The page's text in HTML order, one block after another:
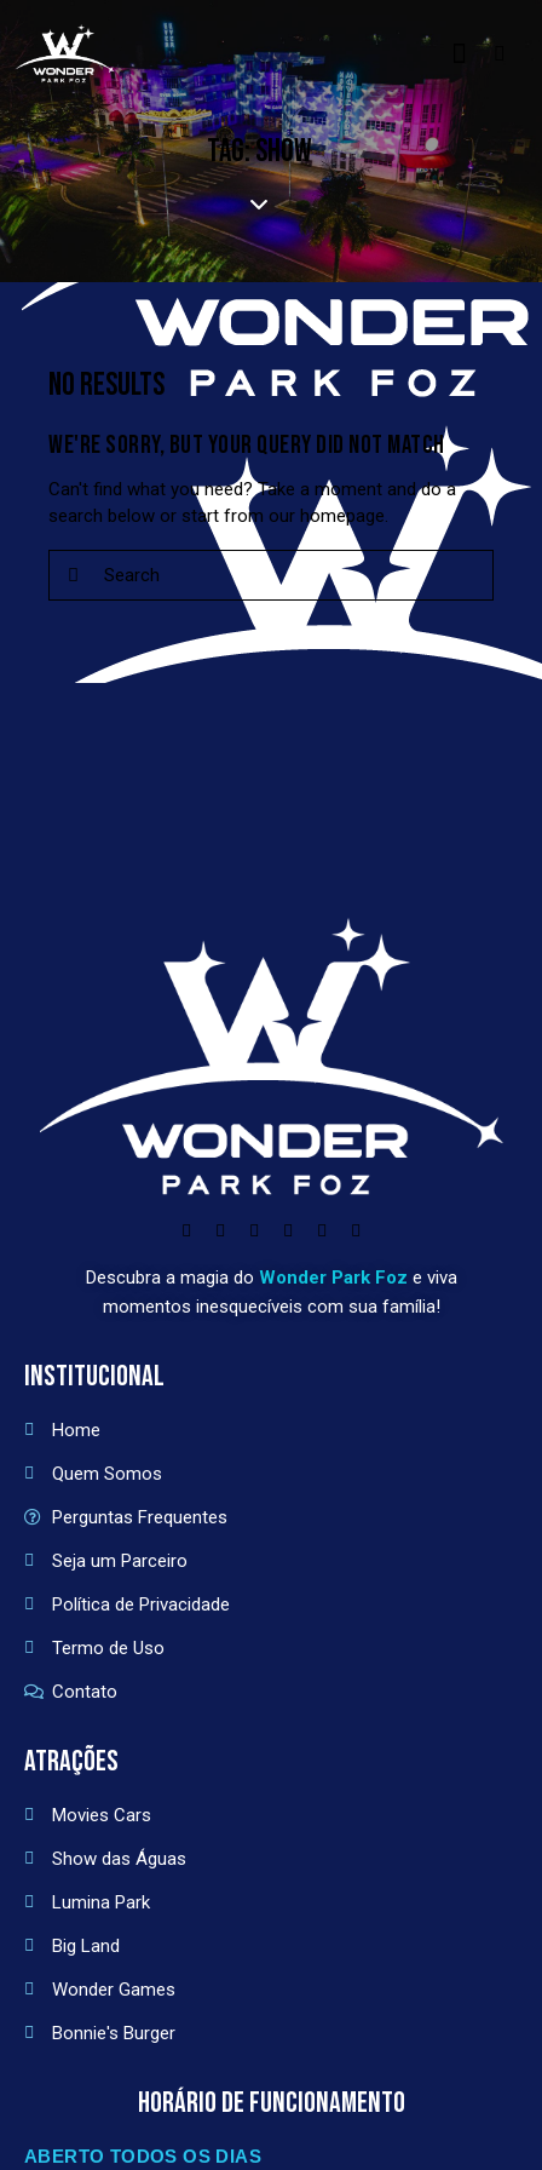
TAG: SHOW
NO RESULTS
WE'RE SORRY, BUT YOUR QUERY DID NOT MATCH
Can't find what you need? Take a moment and do a
search below or start from our homepage
Descubra a magia do Wonder Park Foz e viva
momentos inesquecíveis com sua família!
INSTITUCIONAL
Home
Quem Somos
Perguntas Frequentes
Seja um Parceiro
Política de Privacidade
Termo de Uso
Contato
ATRAÇÕES
Movies Cars
Show das Águas
Lumina Park
Big Land
Wonder Games
Bonnie's Burger
HORÁRIO DE FUNCIONAMENTO
ABERTO TODOS OS DIAS